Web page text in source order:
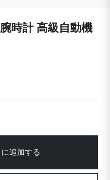
時計 高級自動機
追加する